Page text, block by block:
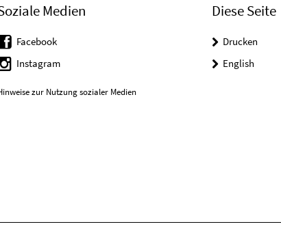
Medien
Facebook
Instagram
zur Nutzung sozialer Medien
Diese Seite
Drucken
English